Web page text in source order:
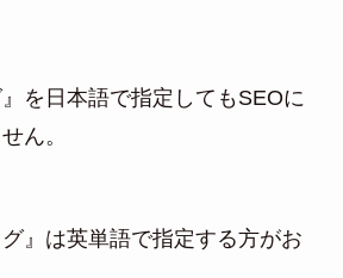
を日本語で指定してもSEOに
ん。
』は英単語で指定する方がお